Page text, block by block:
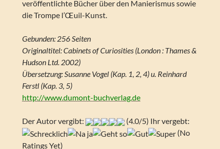
veröffentlichte Bücher über den Manierismus sowie
die Trompe l’Œuil-Kunst.
Gebunden: 256 Seiten
Originaltitel: Cabinets of Curiosities (London : Thames &
Hudson Ltd. 2002)
Übersetzung: Susanne Vogel (Kap. 1, 2, 4) u. Reinhard
Ferstl (Kap. 3, 5)
http://www.dumont-buchverlag.de
Der Autor vergibt:
(4.0/5) Ihr vergebt:
(No
Ratings Yet)